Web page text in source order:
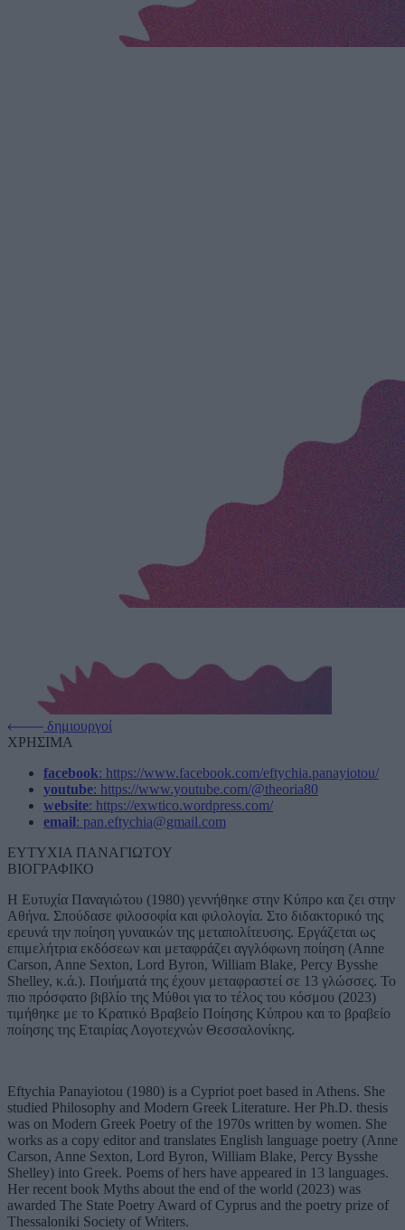
δημιουργοί
ΧΡΗΣΙΜΑ
facebook: https://www.facebook.com/eftychia.panayiotou/
youtube: https://www.youtube.com/@theoria80
website: https://exwtico.wordpress.com/
email: pan.eftychia@gmail.com
ΕΥΤΥΧΙΑ ΠΑΝΑΓΙΩΤΟΥ
ΒΙΟΓΡΑΦΙΚΟ
Η Ευτυχία Παναγιώτου (1980) γεννήθηκε στην Κύπρο και ζει στην
Αθήνα. Σπούδασε φιλοσοφία και φιλολογία. Στο διδακτορικό της
ερευνά την ποίηση γυναικών της μεταπολίτευσης. Εργάζεται ως
επιμελήτρια εκδόσεων και μεταφράζει αγγλόφωνη ποίηση (Anne
Carson, Anne Sexton, Lord Byron, William Blake, Percy Bysshe
Shelley, κ.ά.). Ποιήματά της έχουν μεταφραστεί σε 13 γλώσσες. Το
πιο πρόσφατο βιβλίο της Μύθοι για το τέλος του κόσμου (2023)
τιμήθηκε με το Κρατικό Βραβείο Ποίησης Κύπρου και το βραβείο
ποίησης της Εταιρίας Λογοτεχνών Θεσσαλονίκης.
Eftychia Panayiotou (1980) is a Cypriot poet based in Athens. She
studied Philosophy and Modern Greek Literature. Her Ph.D. thesis
was on Modern Greek Poetry of the 1970s written by women. She
works as a copy editor and translates English language poetry (Anne
Carson, Anne Sexton, Lord Byron, William Blake, Percy Bysshe
Shelley) into Greek. Poems of hers have appeared in 13 languages.
Her recent book Myths about the end of the world (2023) was
awarded The State Poetry Award of Cyprus and the poetry prize of
Thessaloniki Society of Writers.